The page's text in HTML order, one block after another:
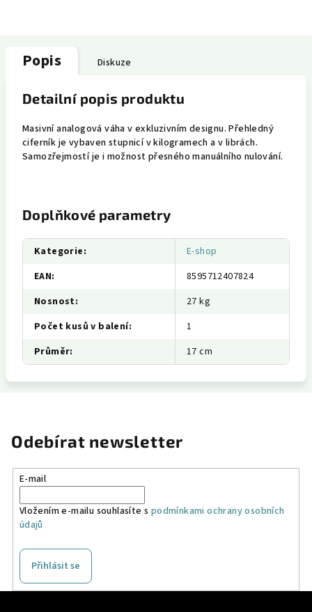
Popis Diskuze
Detailní popis produktu
Masivní analogová váha v exkluzivním designu. Přehledný
ciferník je vybaven stupnicí v kilogramech a v librách.
Samozřejmostí je i možnost přesného manuálního nulování.
Doplňkové parametry
Kategorie:
E-shop
EAN:
8595712407824
Nosnost:
27 kg
Počet kusů v balení:
1
Průměr: 17 cm
Odebírat newsletter
E-mail
Vložením e-mailu souhlasíte s podmínkami ochrany osobních
údajů
Přihlásit se